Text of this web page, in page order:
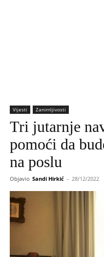
Vijesti Zanimljivosti
Tri jutarnje
pomoći da
na poslu
Objavio Sandi Hirkić - 28/12/2022